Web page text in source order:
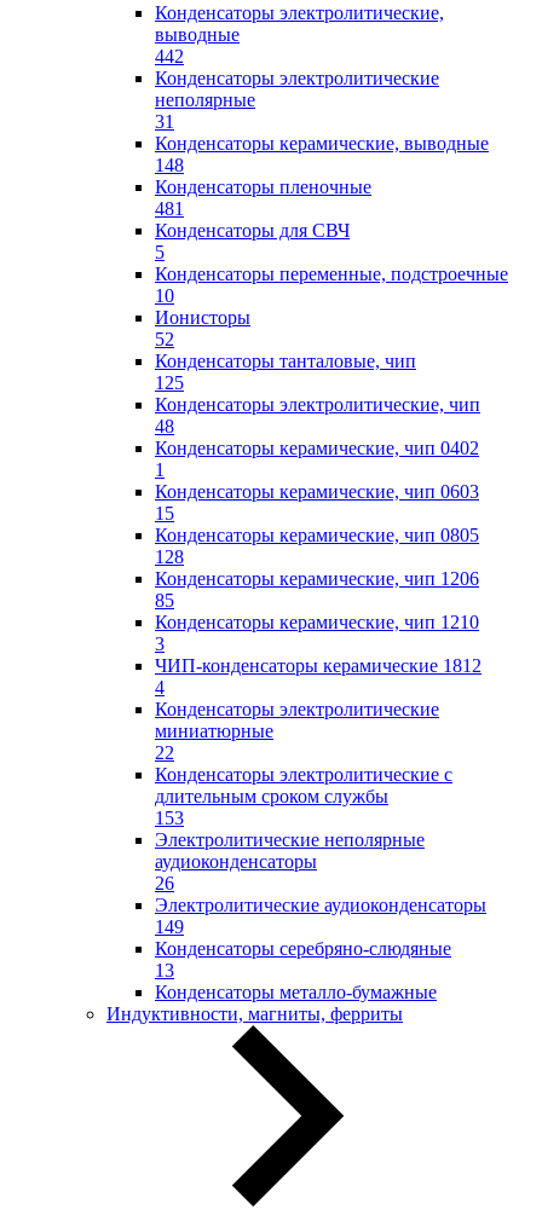
Конденсаторы электролитические,
выводные
442
Конденсаторы электролитические
неполярные
31
Конденсаторы керамические, выводные
148
Конденсаторы пленочные
481
Конденсаторы для СВЧ
5
Конденсаторы переменные, подстроечные
10
Ионисторы
52
Конденсаторы танталовые, чип
125
Конденсаторы электролитические, чип
48
Конденсаторы керамические, чип 0402
1
Конденсаторы керамические, чип 0603
15
Конденсаторы керамические, чип 0805
128
Конденсаторы керамические, чип 1206
85
Конденсаторы керамические, чип 1210
3
ЧИП-конденсаторы керамические 1812
4
Конденсаторы электролитические
миниатюрные
22
Конденсаторы электролитические с
длительным сроком службы
153
Электролитические неполярные
аудиоконденсаторы
26
Электролитические аудиоконденсаторы
149
Конденсаторы серебряно-слюдяные
13
Конденсаторы металло-бумажные
Индуктивности, магниты, ферриты